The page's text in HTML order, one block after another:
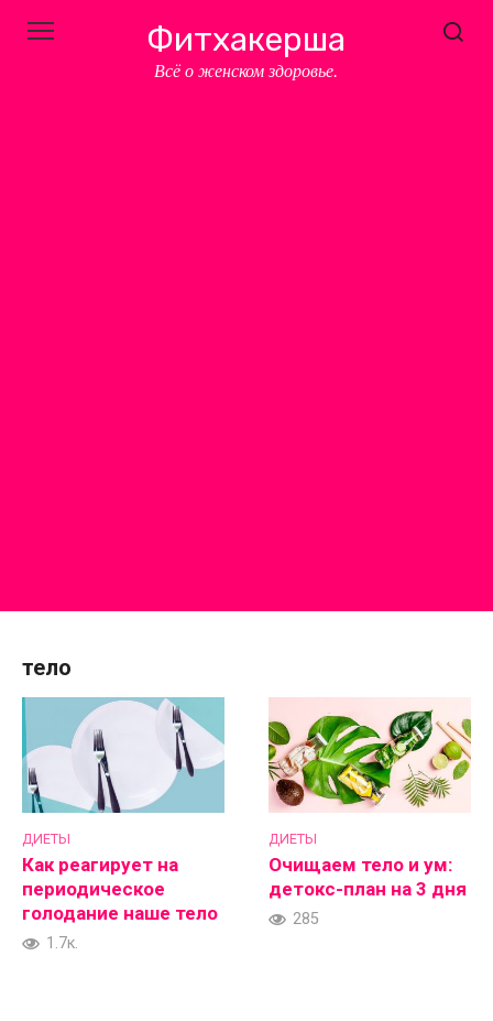
Фитхакерша
Всё о женском здоровье.
тело
ДИЕТЫ
Как реагирует на
периодическое
голодание наше тело
1.7к.
ДИЕТЫ
Очищаем тело и ум:
детокс-план на 3 дня
285